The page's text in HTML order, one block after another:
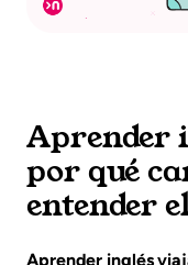
Aprender
por qué
entender
Aprender inglés